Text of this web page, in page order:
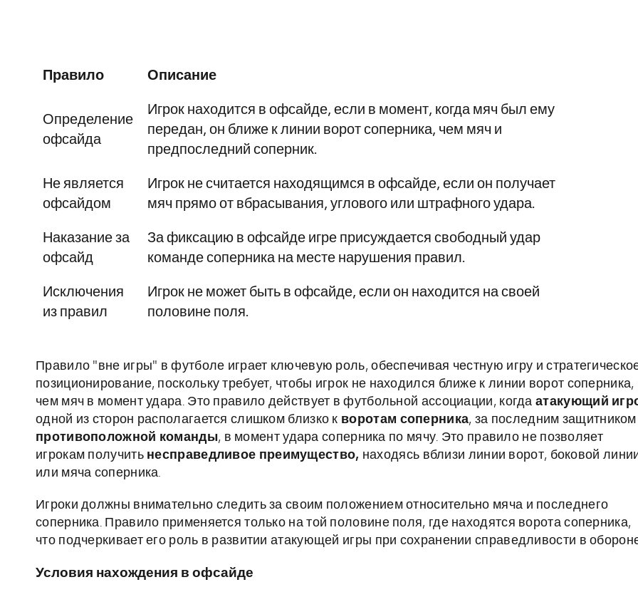
Правило Описание
Определение
офсайда
Игрок находится в офсайде, если в момент, когда мяч был ему
передан, он ближе к линии ворот соперника, чем мяч и
предпоследний соперник.
Не является
офсайдом
Игрок не считается находящимся в офсайде, если он получает
мяч прямо от вбрасывания, углового или штрафного удара.
Наказание за
офсайд
За фиксацию в офсайде игре присуждается свободный удар
команде соперника на месте нарушения правил.
Исключения
из правил
Игрок не может быть в офсайде, если он находится на своей
половине поля.
Правило "вне игры" в футболе играет ключевую роль, обеспечивая честную игру и
позиционирование, поскольку требует, чтобы игрок не находился ближе к линии ворот соперника,
чем мяч в момент удара. Это правило действует в футбольной ассоциации, когдаатакующий
одной из сторон располагается слишком близко к воротам соперника, за последним защитником
противоположной команды, в момент удара соперника по мячу. Это правило не позволяет
игрокам получить несправедливое преимущество, находясь вблизи линии ворот, боковой
или мяча соперника.
Игроки должны внимательно следить за своим положением относительно мяча и последнего
соперника. Правило применяется только на той половине поля, где находятся ворота соперника,
что подчеркивает его роль в развитии атакующей игры при сохранении справедливости в
Условия нахождения в офсайде